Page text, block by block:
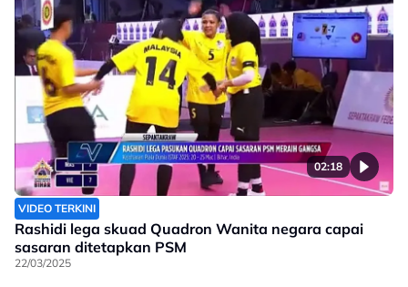
02:18
VIDEO TERKINI
Rashidi lega skuad Quadron Wanita negara capai
sasaran ditetapkan PSM
22/03/2025